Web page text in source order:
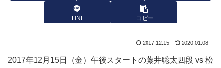
LINE コピー
2017.12.15 2020.01.08
2017年12月15日（金）午後スタートの藤井聡太四段 vs 松